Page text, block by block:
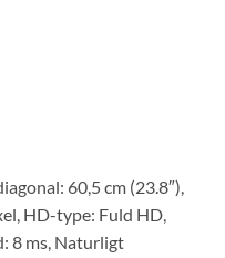
60,5 cm (23.8″),
HD-type: Fuld HD,
8 ms, Naturligt